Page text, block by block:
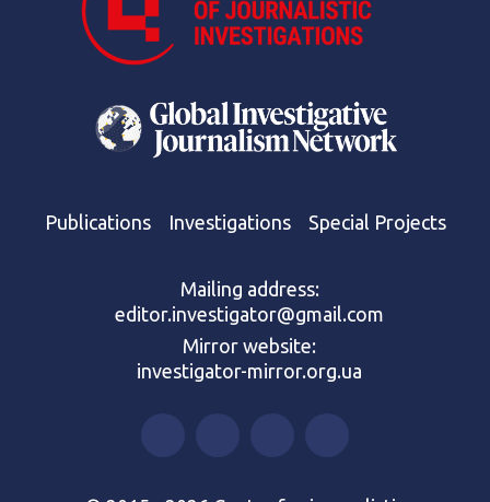
Publications Investigations Special Projects
Mailing address:
editor.investigator@gmail.com
Mirror website:
investigator-mirror.org.ua